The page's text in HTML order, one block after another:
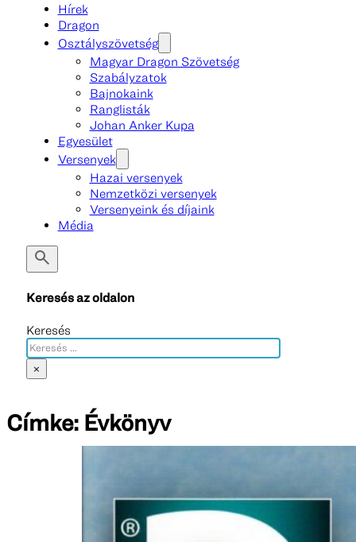
Hírek
Dragon
Osztályszövetség
Magyar Dragon Szövetség
Szabályzatok
Bajnokaink
Ranglisták
Johan Anker Kupa
Egyesület
Versenyek
Hazai versenyek
Nemzetközi versenyek
Versenyeink és díjaink
Média
Keresés az oldalon
Keresés
×
Címke: Évkönyv